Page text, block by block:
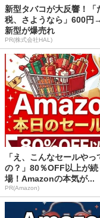
新型タバコが大反響！「
税、さようなら」600円
新型が爆売れ
PR(株式会社HAL)
「え、こんなセールやっ
の？」80％OFF以上が続
場！Amazonの本気が...
PR(Amazon)